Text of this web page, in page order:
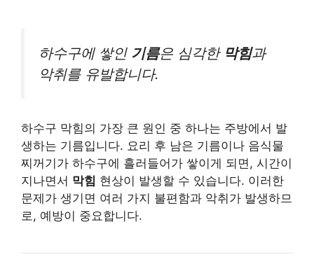
하수구에 쌓인 기름은 심각한 막힘과
악취를 유발합니다.
하수구 막힘의 가장 큰 원인 중 하나는 주방에서 발
생하는 기름입니다. 요리 후 남은 기름이나 음식물
찌꺼기가 하수구에 흘러들어가 쌓이게 되면, 시간이
지나면서 막힘 현상이 발생할 수 있습니다. 이러한
문제가 생기면 여러 가지 불편함과 악취가 발생하므
로, 예방이 중요합니다.